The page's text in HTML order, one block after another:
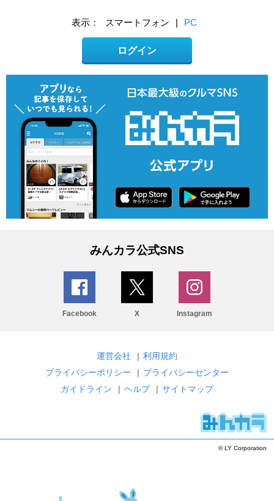
表示： スマートフォン | PC
ログイン
みんカラ公式SNS
Facebook X Instagram
運営会社 | 利用規約
プライバシーポリシー
| プライバシーセンター
ガイドライン
| ヘルプ | サイトマップ
© LY Corporation